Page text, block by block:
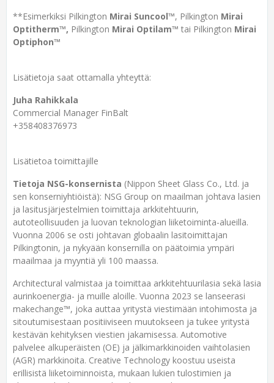
**Esimerkiksi Pilkington Mirai Suncool™, Pilkington Mirai
Optitherm™, Pilkington Mirai Optilam™ tai Pilkington Mirai
Optiphon™
Lisätietoja saat ottamalla yhteyttä:
Juha Rahikkala
Commercial Manager FinBalt
+358408376973
Lisätietoa toimittajille
Tietoja NSG-konsernista (Nippon Sheet Glass Co., Ltd. ja
sen konserniyhtiöistä): NSG Group on maailman johtava lasien
ja lasitusjärjestelmien toimittaja arkkitehtuurin,
autoteollisuuden ja luovan teknologian liiketoiminta-alueilla.
Vuonna 2006 se osti johtavan globaalin lasitoimittajan
Pilkingtonin, ja nykyään konsernilla on päätoimia ympäri
maailmaa ja myyntiä yli 100 maassa.
Architectural valmistaa ja toimittaa arkkitehtuurilasia sekä lasia
aurinkoenergia- ja muille aloille. Vuonna 2023 se lanseerasi
makechange™, joka auttaa yritystä viestimään intohimosta ja
sitoutumisestaan ​​positiiviseen muutokseen ja tukee yritystä
kestävän kehityksen viestien jakamisessa. Automotive
palvelee alkuperäisten (OE) ja jälkimarkkinoiden vaihtolasien
(AGR) markkinoita. Creative Technology koostuu useista
erillisistä liiketoiminnoista, mukaan lukien tulostimien ja